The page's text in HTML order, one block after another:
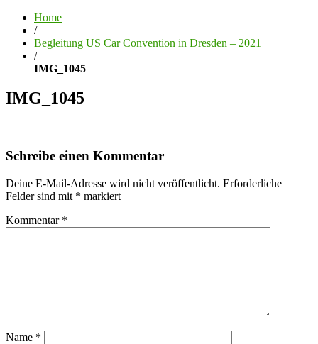
Home
/
Begleitung US Car Convention in Dresden – 2021
/
IMG_1045
IMG_1045
Schreibe einen Kommentar
Deine E-Mail-Adresse wird nicht veröffentlicht. Erforderliche
Felder sind mit * markiert
Kommentar *
Name *